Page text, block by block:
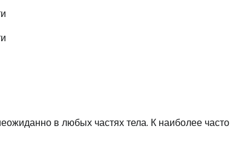
в любых частях тела. К наиболее часто